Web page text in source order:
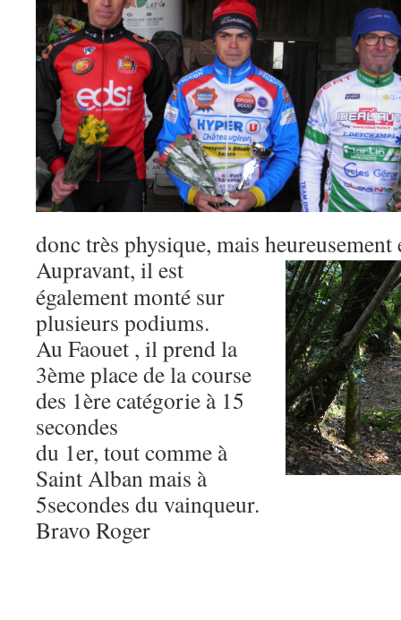
donc très physique, mais
Aupravant, il est
également monté sur
plusieurs podiums.
Au Faouet , il prend la
3ème place de la course
des 1ère catégorie à 15
secondes
du 1er, tout comme à
Saint Alban mais à
5secondes du vainqueur.
Bravo Roger